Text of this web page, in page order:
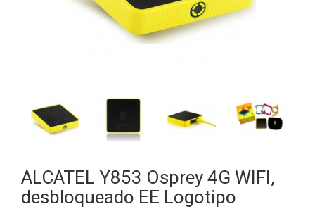
ALCATEL Y853 Osprey 4G WIFI,
desbloqueado EE Logotipo